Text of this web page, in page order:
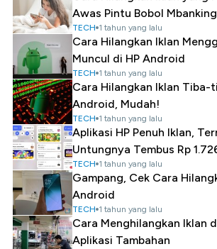
Awas Pintu Bobol Mbanking
TECH 1 tahun yang lalu
Cara Hilangkan Iklan
Muncul di HP Android
TECH 1 tahun yang lalu
Cara Hilangkan Iklan Tiba-
Android, Mudah!
TECH 1 tahun yang lalu
Aplikasi HP Penuh Iklan,
Untungnya Tembus Rp
TECH 1 tahun yang lalu
Gampang, Cek Cara
Android
TECH 1 tahun yang lalu
Cara Menghilangkan Iklan
Aplikasi Tambahan